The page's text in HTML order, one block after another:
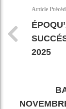
Article
2025